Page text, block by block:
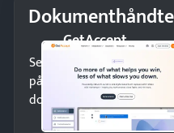
GetAccept
Send kontrakter til
på minutter og mist ingen
dokumenter.